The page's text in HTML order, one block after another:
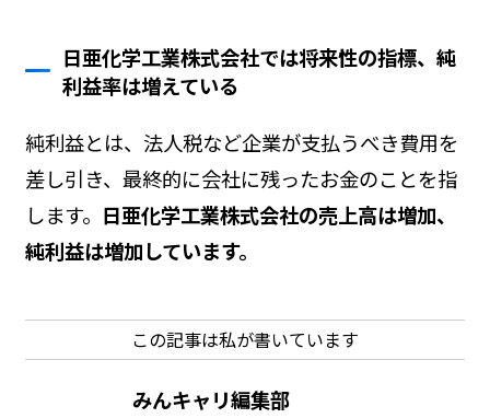
日亜化学工業株式会社では将来性の指標、純
利益率は増えている
純利益とは、法人税など企業が支払うべき費用を
差し引き、最終的に会社に残ったお金のことを指
します。 日亜化学工業株式会社の売上高は増加、
純利益は増加しています。
この記事は私が書いています
みんキャリ編集部